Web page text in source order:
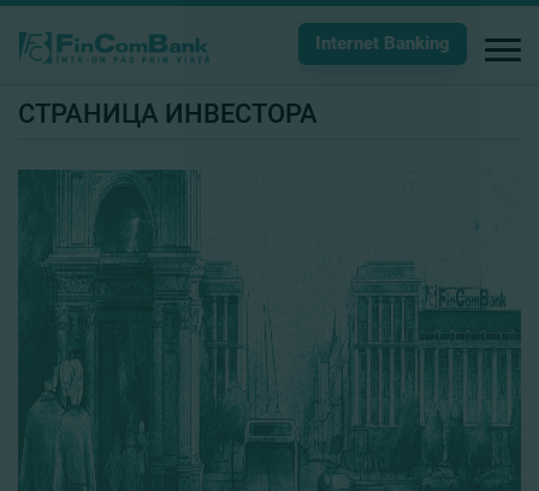
Internet Banking
СТРАНИЦА ИНВЕСТОРА